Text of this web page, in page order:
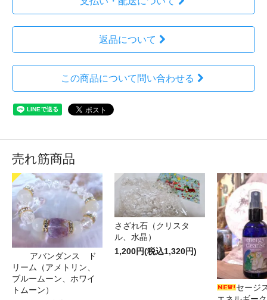
返品について
この商品について問い合わせる
売れ筋商品
アバンダンス ド
リーム（アメトリン、
ブルームーン、ホワイ
トムーン）
さざれ石（クリスタ
ル、水晶）
1,200円(税込1,320円)
セージ